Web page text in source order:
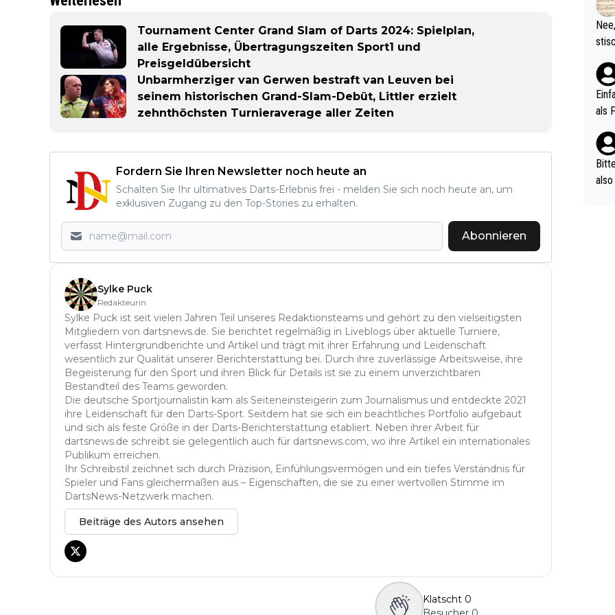
Tournament Center Grand Slam of Darts 2024: Spielplan,
alle Ergebnisse, Übertragungszeiten Sport1 und
Preisgeldübersicht
Unbarmherziger van Gerwen bestraft van Leuven bei
seinem historischen Grand-Slam-Debüt, Littler erzielt
zehnthöchsten Turnieraverage aller Zeiten
Fordern Sie Ihren Newsletter noch heute an
Schalten Sie Ihr ultimatives Darts-Erlebnis frei - melden Sie sich noch heute an, um
exklusiven Zugang zu den Top-Stories zu erhalten.
Abonnieren
Sylke Puck
Redakteurin
Sylke Puck ist seit vielen Jahren Teil unseres Redaktionsteams und gehört zu den vielseitigsten
Mitgliedern von dartsnews.de. Sie berichtet regelmäßig in Liveblogs über aktuelle Turniere,
verfasst Hintergrundberichte und Artikel und trägt mit ihrer Erfahrung und Leidenschaft
wesentlich zur Qualität unserer Berichterstattung bei. Durch ihre zuverlässige Arbeitsweise, ihre
Begeisterung für den Sport und ihren Blick für Details ist sie zu einem unverzichtbaren
Bestandteil des Teams geworden.
Die deutsche Sportjournalistin kam als Seiteneinsteigerin zum Journalismus und entdeckte 2021
ihre Leidenschaft für den Darts-Sport. Seitdem hat sie sich ein beachtliches Portfolio aufgebaut
und sich als feste Größe in der Darts-Berichterstattung etabliert. Neben ihrer Arbeit für
dartsnews.de schreibt sie gelegentlich auch für dartsnews.com, wo ihre Artikel ein internationales
Publikum erreichen.
Ihr Schreibstil zeichnet sich durch Präzision, Einfühlungsvermögen und ein tiefes Verständnis für
Spieler und Fans gleichermaßen aus – Eigenschaften, die sie zu einer wertvollen Stimme im
DartsNews-Netzwerk machen.
Beiträge des Autors ansehen
Klatscht 0
(in
als
nes
ttler
vV
als